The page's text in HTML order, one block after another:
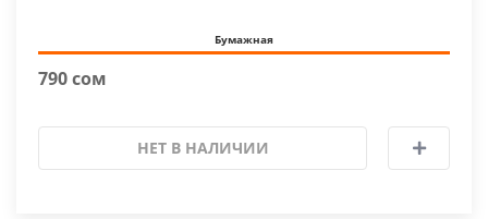
Бумажная
790 сом
НЕТ В НАЛИЧИИ